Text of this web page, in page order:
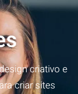
criativo e
criar sites